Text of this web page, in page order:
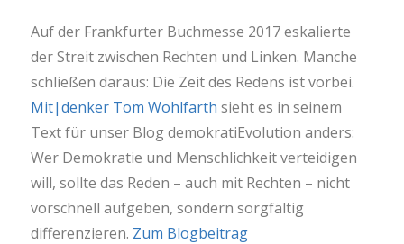
Auf der Frankfurter Buchmesse 2017 eskalierte
der Streit zwischen Rechten und Linken. Manche
schließen daraus: Die Zeit des Redens ist vorbei.
Mit|denker Tom Wohlfarth sieht es in seinem
Text für unser Blog demokratiEvolution anders:
Wer Demokratie und Menschlichkeit verteidigen
will, sollte das Reden – auch mit Rechten – nicht
vorschnell aufgeben, sondern sorgfältig
differenzieren. Zum Blogbeitrag